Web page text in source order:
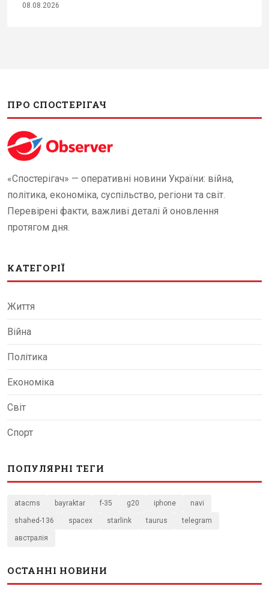
08.08.2026
ПРО СПОСТЕРІГАЧ
«Спостерігач» — оперативні новини України: війна,
політика, економіка, суспільство, регіони та світ.
Перевірені факти, важливі деталі й оновлення
протягом дня.
КАТЕГОРІЇ
Життя
Війна
Політика
Економіка
Світ
Спорт
ПОПУЛЯРНІ ТЕГИ
atacms bayraktar f-35 g20 iphone navi
shahed-136 spacex starlink taurus telegram
австралія
ОСТАННІ НОВИНИ